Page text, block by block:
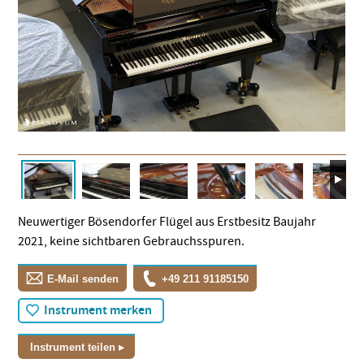
Neuwertiger Bösendorfer Flügel aus Erstbesitz Baujahr
2021, keine sichtbaren Gebrauchsspuren.
E-Mail senden +49 211 91185150
Instrument merken
Instrument teilen